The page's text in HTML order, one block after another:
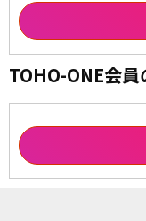
TOHO-ONE会員